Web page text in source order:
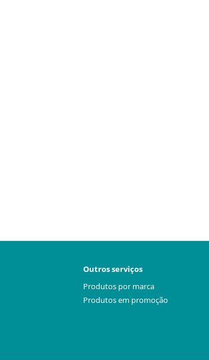
Outros serviços
Produtos por marca
Produtos em promoção